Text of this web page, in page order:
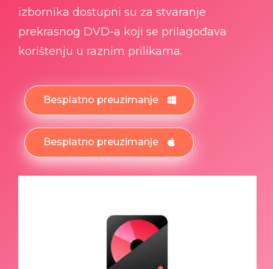
izbornika dostupni su za stvaranje
prekrasnog DVD-a koji se prilagođava
korištenju u raznim prilikama.
Besplatno preuzimanje
Besplatno preuzimanje